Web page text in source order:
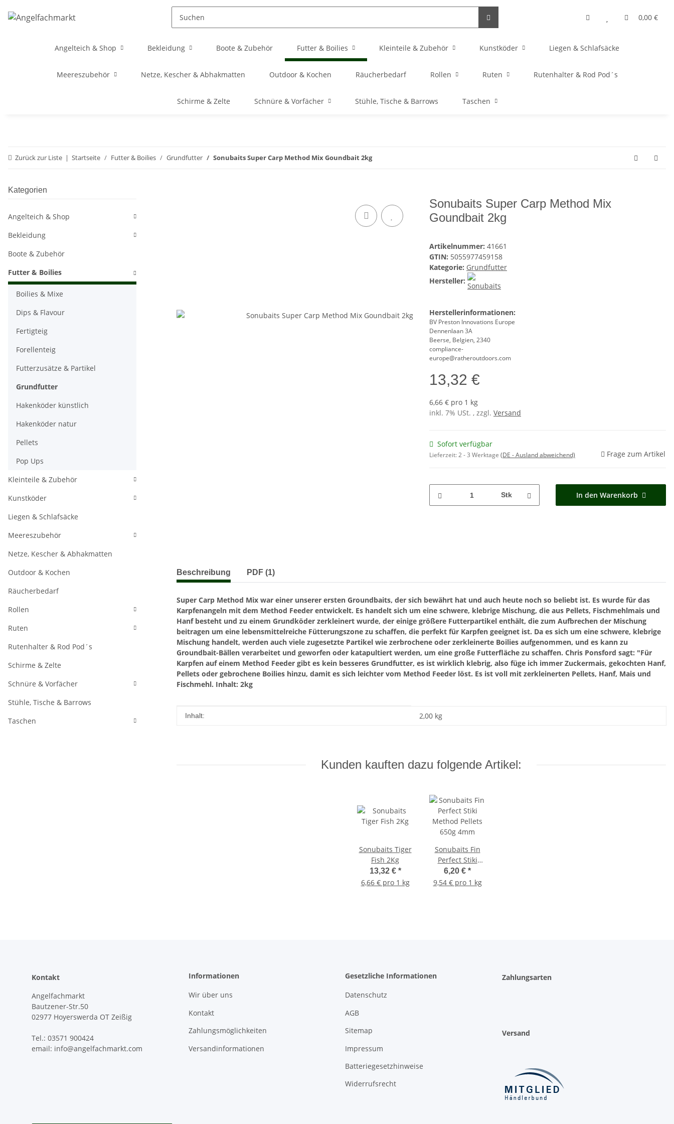
0,00 €
Angelteich & Shop Bekleidung Boote & Zubehör Futter & Boilies Kleinteile & Zubehör Kunstköder Liegen & Schlafsäcke
Meereszubehör Netze, Kescher & Abhakmatten Outdoor & Kochen Räucherbedarf Rollen Ruten Rutenhalter & Rod Pod´s
Schirme & Zelte Schnüre & Vorfächer Stühle, Tische & Barrows Taschen
Zurück zur Liste Startseite Futter & Boilies Grundfutter Sonubaits Super Carp Method Mix Goundbait 2kg
Sonubaits Super Carp Method Mix
Goundbait 2kg
Artikelnummer: 41661
GTIN: 5055977459158
Kategorie: Grundfutter
Hersteller:
Herstellerinformationen:
BV Preston Innovations Europe
Dennenlaan 3A
Beerse, Belgien, 2340
compliance-
europe@ratheroutdoors.com
13,32 €
6,66 € pro 1 kg
inkl. 7% USt. , zzgl. Versand
Sofort verfügbar
Lieferzeit:2 - 3 Werktage (DE - Ausland abweichend) Frage zum Artikel
Stk In den Warenkorb
weitere Registerkarten anzeigen
Beschreibung PDF (1)
Super Carp Method Mix war einer unserer ersten Groundbaits, der sich bewährt hat und auch heute noch so beliebt ist. Es wurde für das
Karpfenangeln mit dem Method Feeder entwickelt. Es handelt sich um eine schwere, klebrige Mischung, die aus Pellets, Fischmehlmais und
Hanf besteht und zu einem Grundköder zerkleinert wurde, der einige größere Futterpartikel enthält, die zum Aufbrechen der Mischung
beitragen um eine lebensmittelreiche Fütterungszone zu schaffen, die perfekt für Karpfen geeignet ist. Da es sich um eine schwere, klebrige
Mischung handelt, werden auch viele zugesetzte Partikel wie zerbrochene oder zerkleinerte Boilies aufgenommen, und es kann zu
Groundbait-Bällen verarbeitet und geworfen oder katapultiert werden, um eine große Futterfläche zu schaffen. Chris Ponsford sagt: "Für
Karpfen auf einem Method Feeder gibt es kein besseres Grundfutter, es ist wirklich klebrig, also füge ich immer Zuckermais, gekochten Hanf,
Pellets oder gebrochene Boilies hinzu, damit es sich leichter vom Method Feeder löst. Es ist voll mit zerkleinerten Pellets, Hanf, Mais und
Fischmehl. Inhalt: 2kg
Produkteigenschaft
Wert
Inhalt: 2,00 kg
Kunden kauften dazu folgende Artikel:
Sonubaits Tiger
Fish 2Kg
13,32 € *
6,66 € pro 1 kg
Sonubaits Fin
Perfect Stiki
Method Pellets
650g 4mm
6,20 € *
9,54 € pro 1 kg
Kategorien
Angelteich & Shop
Bekleidung
Boote & Zubehör
Futter & Boilies
Boilies & Mixe
Dips & Flavour
Fertigteig
Forellenteig
Futterzusätze & Partikel
Grundfutter
Hakenköder künstlich
Hakenköder natur
Pellets
Pop Ups
Kleinteile & Zubehör
Kunstköder
Liegen & Schlafsäcke
Meereszubehör
Netze, Kescher & Abhakmatten
Outdoor & Kochen
Räucherbedarf
Rollen
Ruten
Rutenhalter & Rod Pod´s
Schirme & Zelte
Schnüre & Vorfächer
Stühle, Tische & Barrows
Taschen
Kontakt
Angelfachmarkt
Bautzener-Str.50
02977 Hoyerswerda OT Zeißig
Tel.: 03571 900424
email: info@angelfachmarkt.com
Informationen
Wir über uns
Kontakt
Zahlungsmöglichkeiten
Versandinformationen
Gesetzliche Informationen
Datenschutz
AGB
Sitemap
Impressum
Batteriegesetzhinweise
Widerrufsrecht
Zahlungsarten
Versand